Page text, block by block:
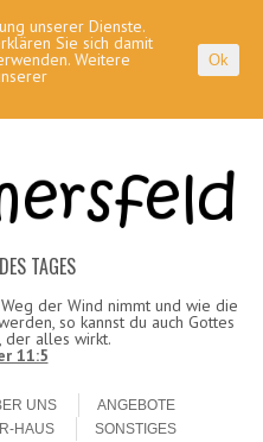
TAGES
der Wind nimmt und wie die
so kannst du auch Gottes
der alles wirkt.
11:5
UNS
ANGEBOTE
HAUS SONSTIGES
unserer Dienste.
Sie sich damit
Weitere Ok